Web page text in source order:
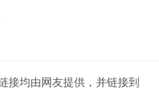
接均由网友提供，并链接到